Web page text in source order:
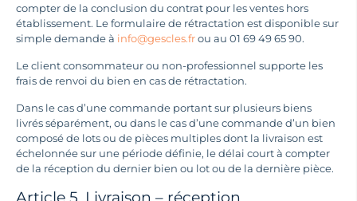
compter de la conclusion du contrat pour les ventes hors
établissement. Le formulaire de rétractation est disponible sur
simple demande à info@gescles.frou au 01 69 49 65 90.
Le client consommateur ou non-professionnel supporte les
frais de renvoi du bien en cas de rétractation.
Dans le cas d’une commande portant sur plusieurs biens
livrés séparément, ou dans le cas d’une commande d’un bien
composé de lots ou de pièces multiples dont la livraison est
échelonnée sur une période définie, le délai court à compter
de la réception du dernier bien ou lot ou de la dernière pièce.